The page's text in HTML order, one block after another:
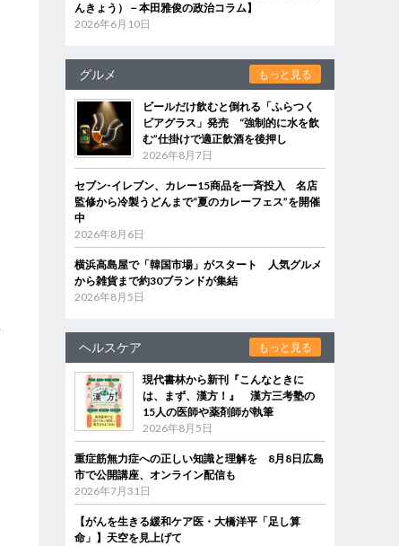
んきょう）－本田雅俊の政治コラム】
2026年6月10日
グルメ もっと見る
ビールだけ飲むと倒れる「ふらつく
ビアグラス」発売 “強制的に水を飲
む”仕掛けで適正飲酒を後押し
2026年8月7日
セブン‐イレブン、カレー15商品を一斉投入 名店
監修から冷製うどんまで“夏のカレーフェス”を開催
中
2026年8月6日
横浜高島屋で「韓国市場」がスタート 人気グルメ
から雑貨まで約30ブランドが集結
2026年8月5日
ヘルスケア もっと見る
現代書林から新刊『こんなときに
は、まず、漢方！』 漢方三考塾の
15人の医師や薬剤師が執筆
2026年8月5日
重症筋無力症への正しい知識と理解を 8月8日広島
市で公開講座、オンライン配信も
2026年7月31日
【がんを生きる緩和ケア医・大橋洋平「足し算
命」】天空を見上げて